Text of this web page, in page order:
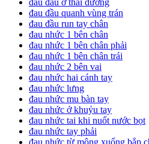
đau đầu ở thái dương
đau đầu quanh vùng trán
đau đầu run tay chân
đau nhức 1 bên chân
đau nhức 1 bên chân phải
đau nhức 1 bên chân trái
đau nhức 2 bên vai
đau nhức hai cánh tay
đau nhức lưng
đau nhức mu bàn tay
đau nhức ở khuỷu tay
đau nhức tai khi nuốt nước bọt
đau nhức tay phải
đau nhức từ mông xuống bắp